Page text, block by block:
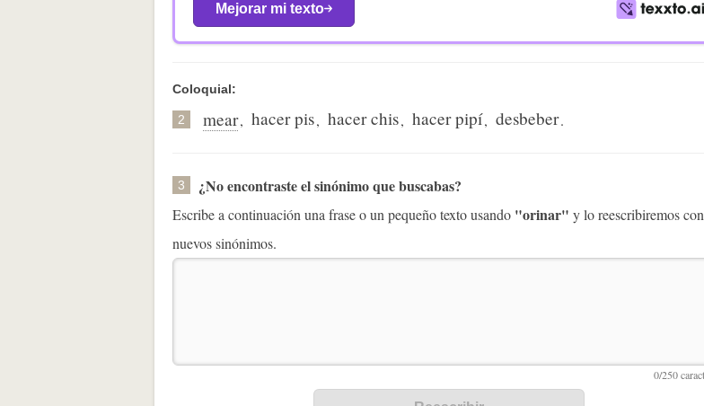
Mejorar mi texto
Coloquial:
2 mear, hacer pis, hacer chis, hacer pipí, desbeber.
3 ¿No encontraste el sinónimo que buscabas?
Escribe a continuación una frase o un pequeño texto usando "orinar" y lo reescribiremos con
nuevos sinónimos.